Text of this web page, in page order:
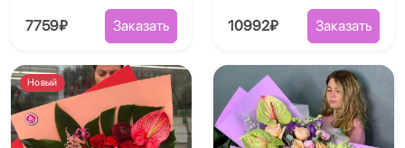
7759₽ Заказать 10992₽ Заказать
Новый